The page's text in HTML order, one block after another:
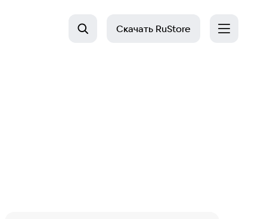
Скачать RuStore